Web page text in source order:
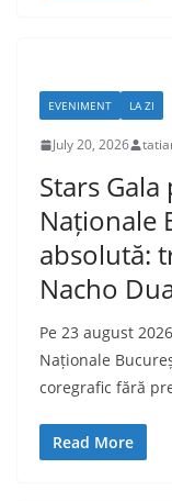
EVENIMENT LA ZI
July 20, 2026
Stars
Naționale
absolută:
Nacho
Pe 23 august
Naționale
coregrafic fără
Read More